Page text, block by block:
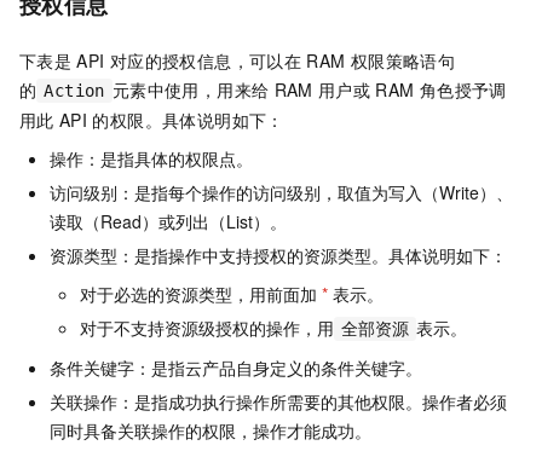
下表是 API 对应的授权信息，可以在 RAM 权限策略语句
的 Action 元素中使用，用来给 RAM 用户或 RAM 角色授予调
用此 API 的权限。具体说明如下：
操作：是指具体的权限点。
访问级别：是指每个操作的访问级别，取值为写入（Write）、
读取（Read）或列出（List）。
资源类型：是指操作中支持授权的资源类型。具体说明如下：
对于必选的资源类型，用前面加 * 表示。
对于不支持资源级授权的操作，用 全部资源 表示。
条件关键字：是指云产品自身定义的条件关键字。
关联操作：是指成功执行操作所需要的其他权限。操作者必须
同时具备关联操作的权限，操作才能成功。